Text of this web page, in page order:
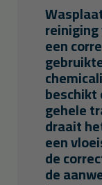
een
beschikt
gehele
draait
een
de
de